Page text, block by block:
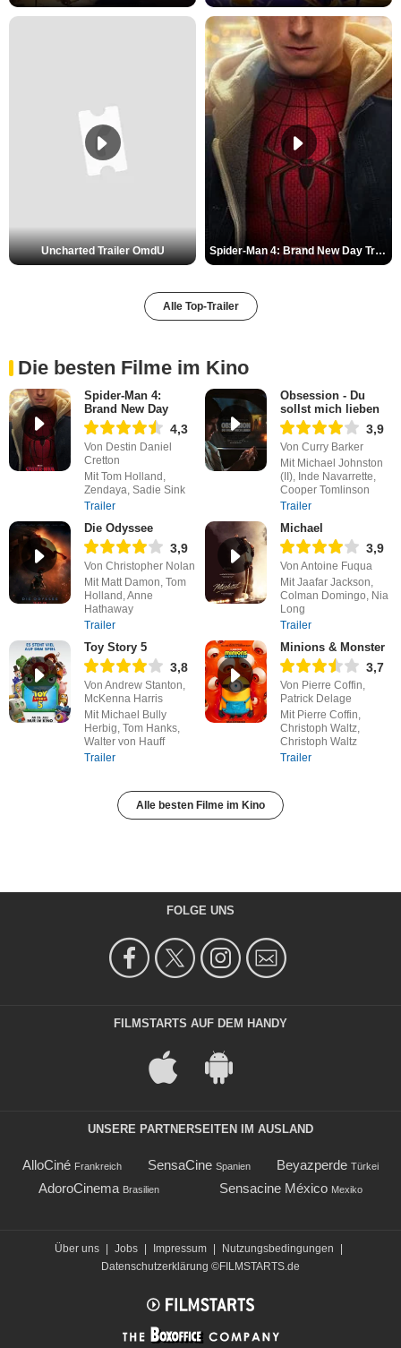
Uncharted Trailer OmdU Spider-Man 4: Brand New Day Trailer (3) DF
Alle Top-Trailer
Die besten Filme im Kino
Spider-Man 4:
Brand New Day
4,3
Von Destin Daniel
Cretton
Mit Tom Holland,
Zendaya, Sadie Sink
Trailer
Obsession - Du
sollst mich lieben
3,9
Von Curry Barker
Mit Michael Johnston
(II), Inde Navarrette,
Cooper Tomlinson
Trailer
Die Odyssee
3,9
Von Christopher Nolan
Mit Matt Damon, Tom
Holland, Anne
Hathaway
Trailer
Michael
3,9
Von Antoine Fuqua
Mit Jaafar Jackson,
Colman Domingo, Nia
Long
Trailer
Toy Story 5
3,8
Von Andrew Stanton,
McKenna Harris
Mit Michael Bully
Herbig, Tom Hanks,
Walter von Hauff
Trailer
Minions & Monster
3,7
Von Pierre Coffin,
Patrick Delage
Mit Pierre Coffin,
Christoph Waltz,
Christoph Waltz
Trailer
Alle besten Filme im Kino
FOLGE UNS
FILMSTARTS AUF DEM HANDY
UNSERE PARTNERSEITEN IM AUSLAND
AlloCiné Frankreich SensaCine Spanien Beyazperde Türkei
AdoroCinema Brasilien Sensacine México Mexiko
Über uns | Jobs | Impressum | Nutzungsbedingungen
|
Datenschutzerklärung ©FILMSTARTS.de